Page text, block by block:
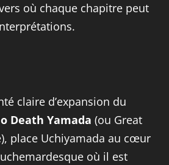
où chaque chapitre peut
claire d’expansion du
Death Yamada (ou Great
place Uchiyamada au cœur
où il est